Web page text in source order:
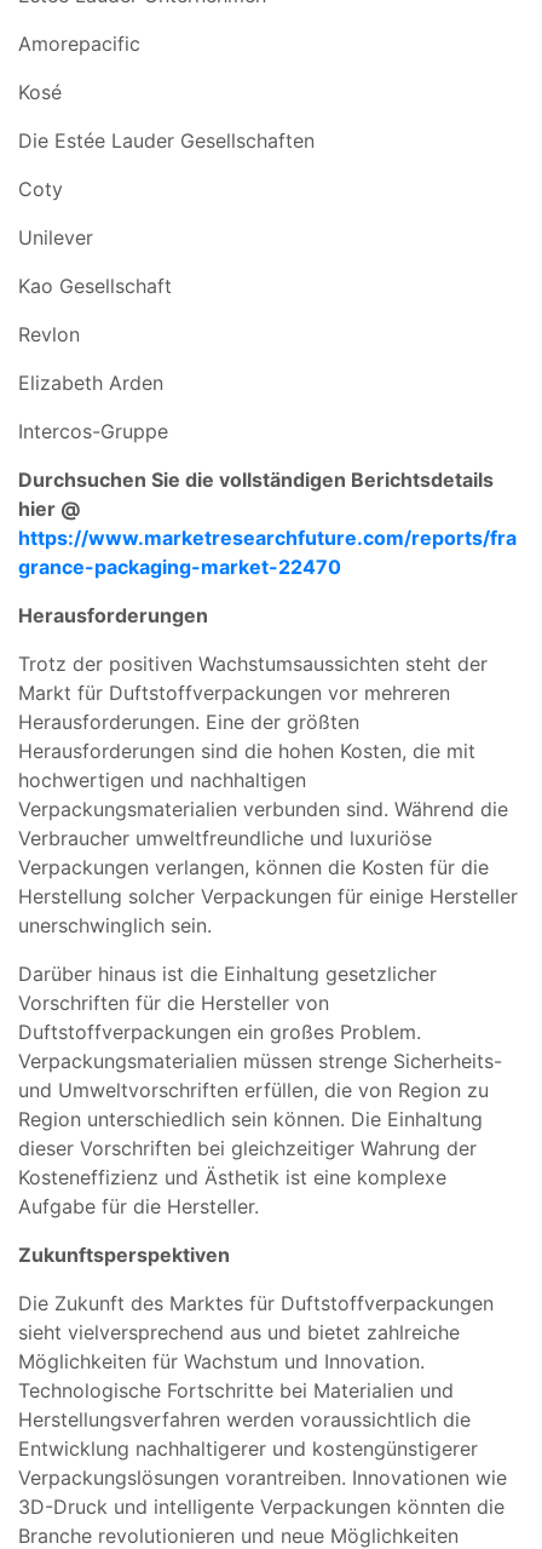
Amorepacific
Kosé
Die Estée Lauder Gesellschaften
Coty
Unilever
Kao Gesellschaft
Revlon
Elizabeth Arden
Intercos-Gruppe
Durchsuchen Sie die vollständigen Berichtsdetails
hier @
https://www.marketresearchfuture.com/reports/fra
grance-packaging-market-22470
Herausforderungen
Trotz der positiven Wachstumsaussichten steht der
Markt für Duftstoffverpackungen vor mehreren
Herausforderungen. Eine der größten
Herausforderungen sind die hohen Kosten, die mit
hochwertigen und nachhaltigen
Verpackungsmaterialien verbunden sind. Während die
Verbraucher umweltfreundliche und luxuriöse
Verpackungen verlangen, können die Kosten für die
Herstellung solcher Verpackungen für einige Hersteller
unerschwinglich sein.
Darüber hinaus ist die Einhaltung gesetzlicher
Vorschriften für die Hersteller von
Duftstoffverpackungen ein großes Problem.
Verpackungsmaterialien müssen strenge Sicherheits-
und Umweltvorschriften erfüllen, die von Region zu
Region unterschiedlich sein können. Die Einhaltung
dieser Vorschriften bei gleichzeitiger Wahrung der
Kosteneffizienz und Ästhetik ist eine komplexe
Aufgabe für die Hersteller.
Zukunftsperspektiven
Die Zukunft des Marktes für Duftstoffverpackungen
sieht vielversprechend aus und bietet zahlreiche
Möglichkeiten für Wachstum und Innovation.
Technologische Fortschritte bei Materialien und
Herstellungsverfahren werden voraussichtlich die
Entwicklung nachhaltigerer und kostengünstigerer
Verpackungslösungen vorantreiben. Innovationen wie
3D-Druck und intelligente Verpackungen könnten die
Branche revolutionieren und neue Möglichkeiten